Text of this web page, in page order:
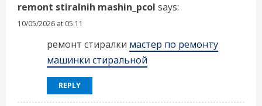
remont stiralnih mashin_pcol says:
10/05/2026 at 05:11
ремонт стиралки мастер по ремонту
машинки стиральной
REPLY